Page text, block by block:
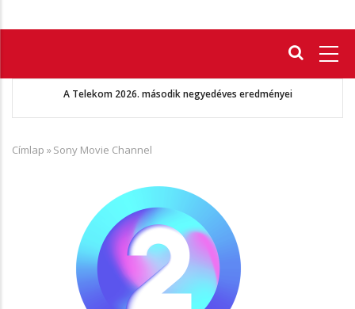
A Telekom 2026. második negyedéves eredményei
Morzsa
Címlap »Sony Movie Channel